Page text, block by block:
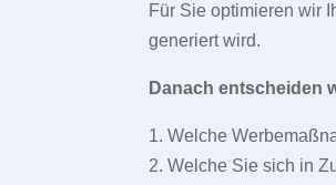
Für Sie optimieren wir
generiert wird.
Danach entscheiden
1. Welche
2. Welche Sie sich in